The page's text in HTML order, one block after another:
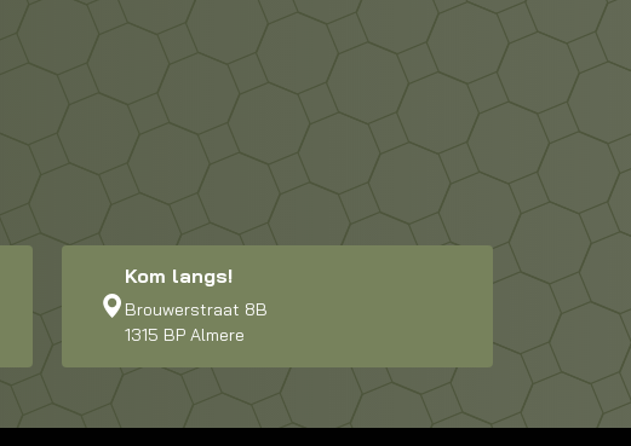
Kom langs!
Brouwerstraat 8B
1315 BP Almere